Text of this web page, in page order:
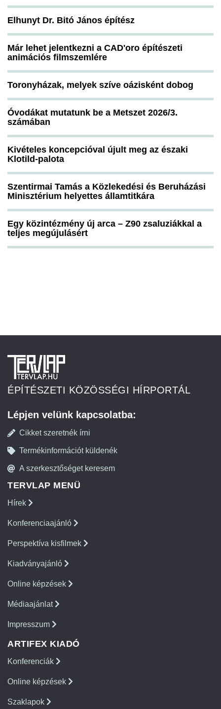
Elhunyt Dr. Bitó János építész
Már lehet jelentkezni a CAD'oro építészeti
animációs filmszemlére
Toronyházak, melyek szíve oázisként dobog
Óvodákat mutatunk be a Metszet 2026/3.
számában
Kivételes koncepcióval újult meg az északi
Klotild-palota
Szentirmai Tamás a Közlekedési és Beruházási
Minisztérium helyettes államtitkára
Egy közintézmény új arca – Z90 zsaluziákkal a
teljes megújulásért
ÉPÍTÉSZETI KÖZÖSSÉGI HÍRPORTÁL
Lépjen velünk kapcsolatba:
Cikket szeretnék írni
Termékinformációt küldenék
A szerkesztőséget keresem
TERVLAP MENÜ
Hírek
Konferenciaajánló
Perspektíva kisfilmek
Kiadványajánló
Online képzések
Médiaajánlat
Impresszum
ARTIFEX KIADÓ
Konferenciák
Online képzések
Szaklapok